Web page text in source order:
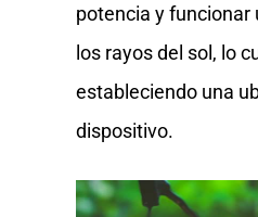
potencia y
los rayos del sol, lo
estableciendo una
dispositivo.